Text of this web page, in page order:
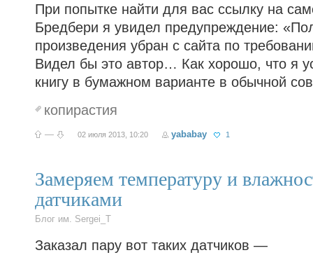
При попытке найти для вас ссылку на
Бредбери я увидел предупреждение:
произведения убран с сайта по
Видел бы это автор… Как хорошо, что я
книгу в бумажном варианте в обычной
копирастия
— 02 июля 2013, 10:20 yababay 1
Замеряем температуру и
датчиками
Блог им. Sergei_T
Заказал пару вот таких датчиков —